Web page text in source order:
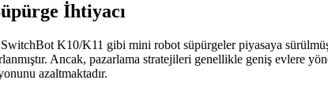
İhtiyacı
K10/K11 gibi mini robot süpürgeler piyasaya
Ancak, pazarlama stratejileri genellikle geniş evlere
azaltmaktadır.